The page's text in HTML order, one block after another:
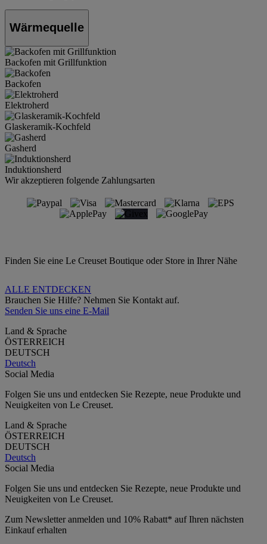
Wärmequelle
Backofen mit Grillfunktion
Backofen
Elektroherd
Glaskeramik-Kochfeld
Gasherd
Induktionsherd
Wir akzeptieren folgende Zahlungsarten
Finden Sie eine Le Creuset Boutique oder Store in Ihrer Nähe
ALLE ENTDECKEN
Brauchen Sie Hilfe? Nehmen Sie Kontakt auf.
Senden Sie uns eine E-Mail
Land & Sprache
ÖSTERREICH
DEUTSCH
Deutsch
Social Media
Folgen Sie uns und entdecken Sie Rezepte, neue Produkte und
Neuigkeiten von Le Creuset.
Land & Sprache
ÖSTERREICH
DEUTSCH
Deutsch
Social Media
Folgen Sie uns und entdecken Sie Rezepte, neue Produkte und
Neuigkeiten von Le Creuset.
Zum Newsletter anmelden und 10% Rabatt* auf Ihren nächsten
Einkauf erhalten